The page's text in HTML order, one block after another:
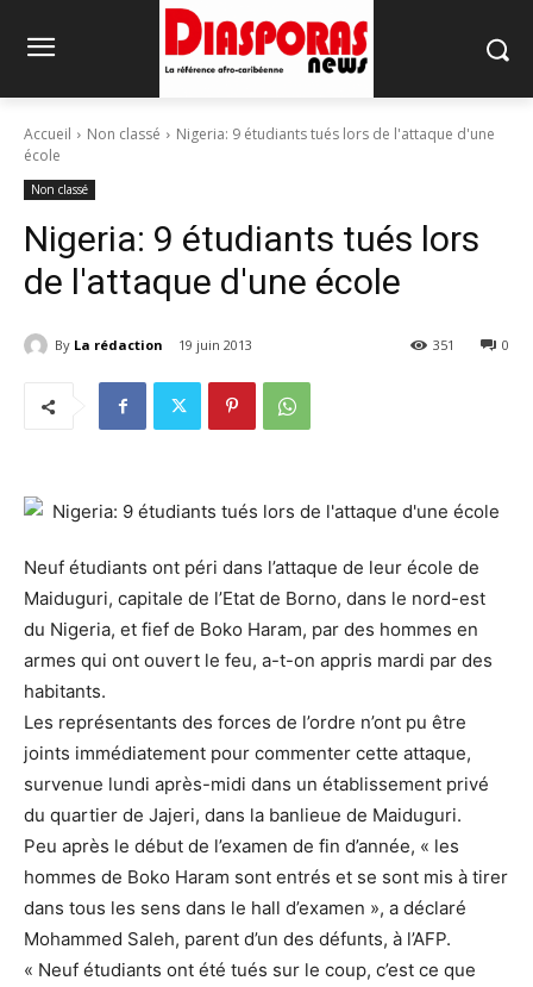
Accueil Non classé
Nigeria: 9 étudiants tués lors de l'attaque d'une
école
Non classé
Nigeria: 9 étudiants tués lors
de l'attaque d'une école
By La rédaction 19 juin 2013 0
351
Neuf étudiants ont péri dans l’attaque de leur école de
Maiduguri, capitale de l’Etat de Borno, dans le nord-est
du Nigeria, et fief de Boko Haram, par des hommes en
armes qui ont ouvert le feu, a-t-on appris mardi par des
habitants.
Les représentants des forces de l’ordre n’ont pu être
joints immédiatement pour commenter cette attaque,
survenue lundi après-midi dans un établissement privé
du quartier de Jajeri, dans la banlieue de Maiduguri.
Peu après le début de l’examen de fin d’année, « les
hommes de Boko Haram sont entrés et se sont mis à tirer
dans tous les sens dans le hall d’examen », a déclaré
Mohammed Saleh, parent d’un des défunts, à l’AFP.
« Neuf étudiants ont été tués sur le coup, c’est ce que